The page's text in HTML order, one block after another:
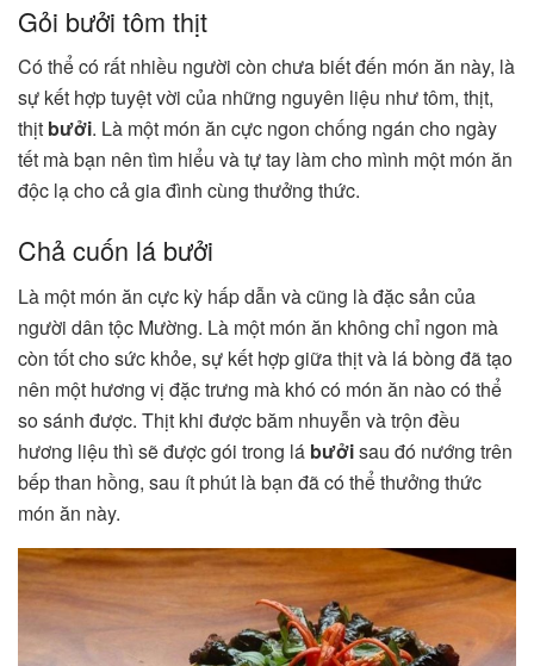
Gỏi bưởi tôm thịt
Có thể có rất nhiều người còn chưa biết đến món ăn này, là
sự kết hợp tuyệt vời của những nguyên liệu như tôm, thịt,
thịt bưởi. Là một món ăn cực ngon chống ngán cho ngày
tết mà bạn nên tìm hiểu và tự tay làm cho mình một món ăn
độc lạ cho cả gia đình cùng thưởng thức.
Chả cuốn lá bưởi
Là một món ăn cực kỳ hấp dẫn và cũng là đặc sản của
người dân tộc Mường. Là một món ăn không chỉ ngon mà
còn tốt cho sức khỏe, sự kết hợp giữa thịt và lá bòng đã tạo
nên một hương vị đặc trưng mà khó có món ăn nào có thể
so sánh được. Thịt khi được băm nhuyễn và trộn đều
hương liệu thì sẽ được gói trong lá bưởisau đó nướng trên
bếp than hồng, sau ít phút là bạn đã có thể thưởng thức
món ăn này.